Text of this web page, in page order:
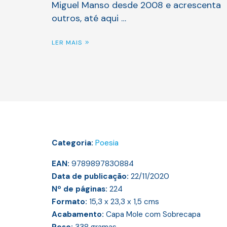
Miguel Manso desde 2008 e acrescenta
outros, até aqui …
LER MAIS
Categoria: Poesia
EAN: 9789897830884
Data de publicação: 22/11/2020
Nº de páginas: 224
Formato: 15,3 x 23,3 x 1,5 cms
Acabamento: Capa Mole com Sobrecapa